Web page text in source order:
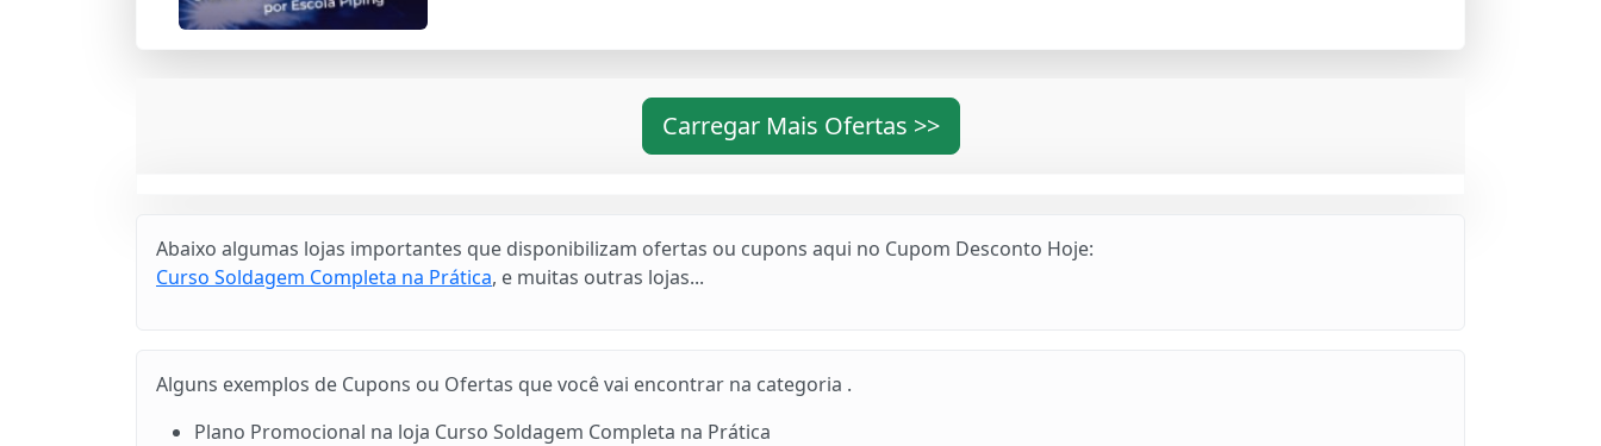
Carregar Mais Ofertas >>
Abaixo algumas lojas importantes que disponibilizam ofertas ou cupons aqui no Cupom Desconto Hoje:
Curso Soldagem Completa na Prática, e muitas outras lojas...
Alguns exemplos de Cupons ou Ofertas que você vai encontrar na categoria .
Plano Promocional na loja Curso Soldagem Completa na Prática